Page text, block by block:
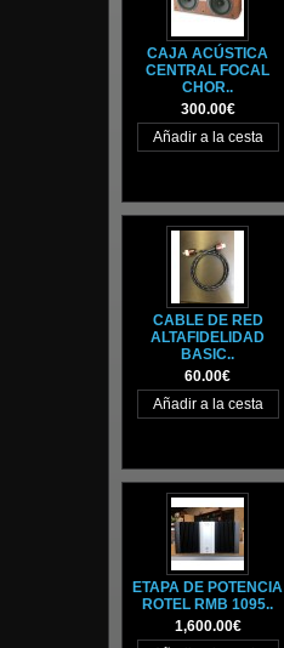
CAJA ACÚSTICA
CENTRAL FOCAL
CHOR..
300.00€
CABLE DE RED
ALTAFIDELIDAD
BASIC..
60.00€
ETAPA DE POTENCIA
ROTEL RMB 1095..
1,600.00€